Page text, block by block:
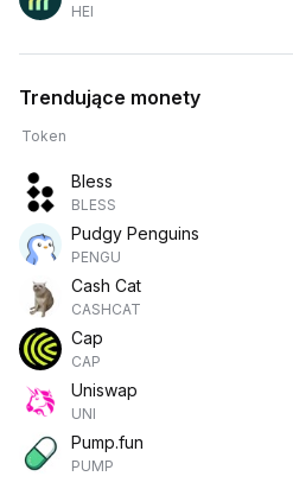
HEI
Trendujące monety
Token
Bless
BLESS
Pudgy Penguins
PENGU
Cash Cat
CASHCAT
Cap
CAP
Uniswap
UNI
Pump.fun
PUMP